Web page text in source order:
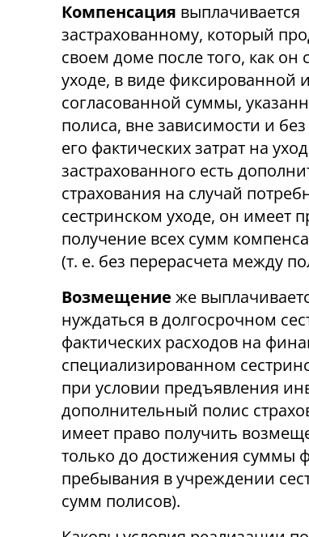
Компенсация выплачивается
застрахованному, который
своем доме после того, как он
уходе, в виде фиксированной
согласованной суммы,
полиса, вне зависимости и
его фактических затрат на
застрахованного есть
страхования на случай
сестринском уходе, он имеет
получение всех сумм
(т. е. без перерасчета между
Возмещение же
нуждаться в долгосрочном
фактических расходов на
специализированном
при условии предъявления
дополнительный полис
имеет право получить
только до достижения суммы
пребывания в учреждении
сумм полисов).